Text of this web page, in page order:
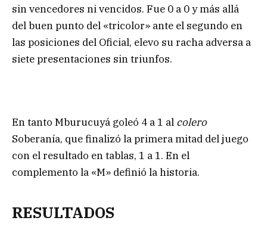
sin vencedores ni vencidos. Fue 0 a 0 y más allá
del buen punto del «tricolor» ante el segundo en
las posiciones del Oficial, elevo su racha adversa a
siete presentaciones sin triunfos.
En tanto Mburucuyá goleó 4 a 1 al colero
Soberanía, que finalizó la primera mitad del juego
con el resultado en tablas, 1 a 1. En el
complemento la «M» definió la historia.
RESULTADOS